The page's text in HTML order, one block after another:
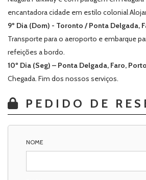
encantadora cidade em estilo colonial
9º Dia (Dom) - Toronto / Ponta Delgada,
Transporte para o aeroporto e embarque
refeições a bordo.
10º Dia (Seg) – Ponta Delgada, Faro,
Chegada. Fim dos nossos serviços.
PEDIDO DE
NOME